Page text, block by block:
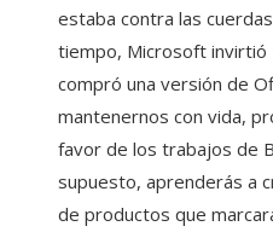
estaba contra las
tiempo, Microsoft invirtió
compró una versión de
mantenernos con vida,
favor de los trabajos de
supuesto, aprenderás a
de productos que